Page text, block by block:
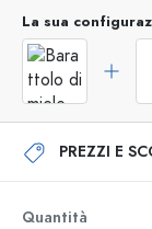
La sua
PREZZI E
Quantità